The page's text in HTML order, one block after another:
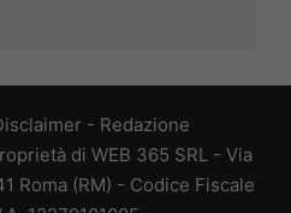
- Redazione
di WEB 365 SRL - Via
Roma (RM) - Codice Fiscale